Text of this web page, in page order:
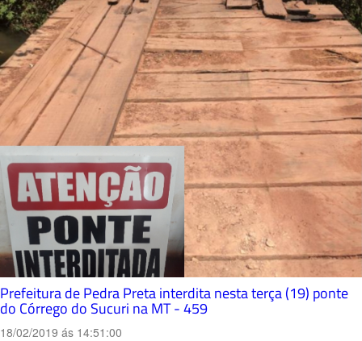
Prefeitura de Pedra Preta interdita nesta terça (19) ponte
do Córrego do Sucuri na MT - 459
18/02/2019 ás 14:51:00